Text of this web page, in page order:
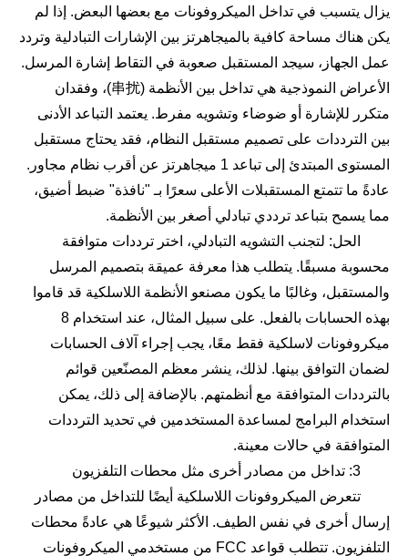
يزال يتسبب في تداخل الميكروفونات مع بعضها البعض. إذا لم
يكن هناك مساحة كافية بالميجاهرتز بين الإشارات التبادلية وتردد
عمل الجهاز، سيجد المستقبل صعوبة في التقاط إشارة المرسل.
الأعراض النموذجية هي تداخل بين الأنظمة (串扰)، وفقدان
متكرر للإشارة أو ضوضاء وتشويه مفرط. يعتمد التباعد الأدنى
بين الترددات على تصميم مستقبل النظام، فقد يحتاج مستقبل
المستوى المبتدئ إلى تباعد 1 ميجاهرتز عن أقرب نظام مجاور.
عادةً ما تتمتع المستقبلات الأعلى سعرًا بـ "نافذة" ضبط أضيق،
مما يسمح بتباعد ترددي تبادلي أصغر بين الأنظمة.
الحل: لتجنب التشويه التبادلي، اختر ترددات متوافقة
محسوبة مسبقًا. يتطلب هذا معرفة عميقة بتصميم المرسل
والمستقبل، وغالبًا ما يكون مصنعو الأنظمة اللاسلكية قد قاموا
بهذه الحسابات بالفعل. على سبيل المثال، عند استخدام 8
ميكروفونات لاسلكية فقط معًا، يجب إجراء آلاف الحسابات
لضمان التوافق بينها. لذلك، ينشر معظم المصنّعين قوائم
بالترددات المتوافقة مع أنظمتهم. بالإضافة إلى ذلك، يمكن
استخدام البرامج لمساعدة المستخدمين في تحديد الترددات
المتوافقة في حالات معينة.
تتعرض الميكروفونات اللاسلكية أيضًا للتداخل من مصادر
إرسال أخرى في نفس الطيف. الأكثر شيوعًا هي عادةً محطات
التلفزيون. تتطلب قواعد FCC من مستخدمي الميكروفونات